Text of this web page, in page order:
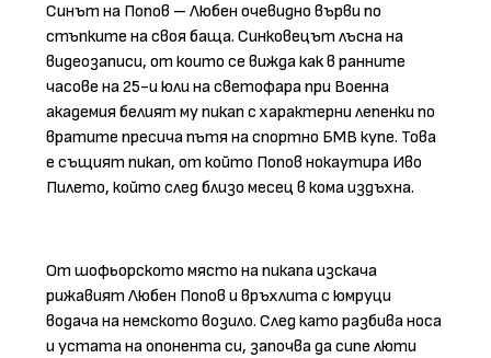
Синът на Попов – Любен очевидно върви по
стъпките на своя баща. Синковецът лъсна на
видеозаписи, от които се вижда как в ранните
часове на 25-и юли на светофара при Военна
академия белият му пикап с характерни лепенки по
вратите пресича пътя на спортно БМВ купе. Това
е същият пикап, от който Попов нокаутира Иво
Пилето, който след близо месец в кома издъхна.
От шофьорското място на пикапа изскача
рижавият Любен Попов и връхлита с юмруци
водача на немското возило. След като разбива носа
и устата на опонента си, започва да сипе люти